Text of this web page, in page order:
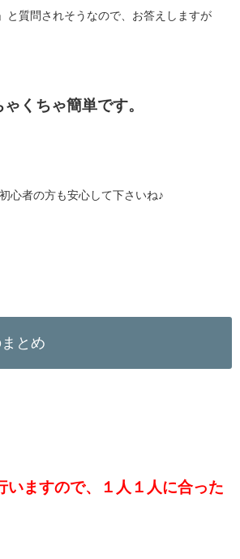
と質問されそうなので、お答えしますが
ゃくちゃ簡単です。
心者の方も安心して下さいね♪
とめ
いますので、１人１人に合った